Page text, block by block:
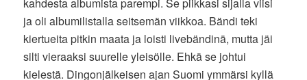
kahdesta albumista parempi. Se piikkasi sijalla viisi
ja oli albumilistalla seitsemän viikkoa. Bändi teki
kiertueita pitkin maata ja loisti livebändinä, mutta jäi
silti vieraaksi suurelle yleisölle. Ehkä se johtui
kielestä. Dingonjälkeisen ajan Suomi ymmärsi kyllä